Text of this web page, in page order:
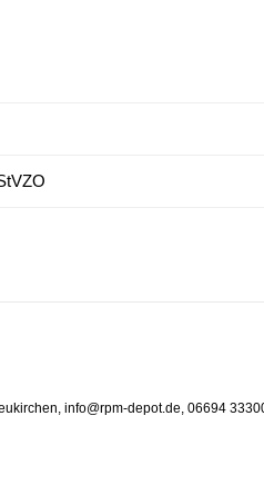
info@rpm-depot.de, 06694